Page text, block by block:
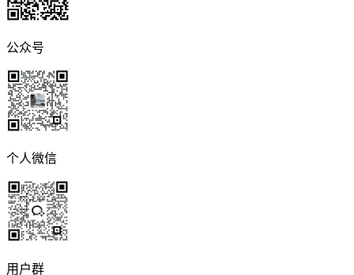
公众号
个人微信
用户群